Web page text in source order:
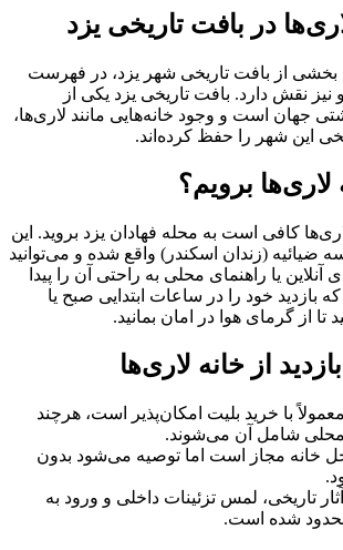
در بافت تاریخی یزد
بخشی از بافت تاریخی شهر یزد، در فهرست
نقش دارد. بافت تاریخی یزد یکی از
جهان است و وجود خانه‌هایی مانند لاری‌ها،
این شهر را حفظ کرده‌اند.
لاری‌ها برویم؟
کافی است به محله فهادان یزد بروید. این
ضیائیه (زندان اسکندر) واقع شده و می‌توانید
آنلاین یا راهنمای محلی به راحتی آن را پیدا
بازدید خود را در ساعات ابتدایی صبح یا
تا از گرمای هوا در امان بمانید.
از خانه لاری‌ها
معمولاً با خرید بلیت امکان‌پذیر است، هرچند
محلی شامل آن می‌شوند.
خانه مجاز است اما توصیه می‌شود بدون
تاریخی، لمس تزئینات داخلی و ورود به
شده است.